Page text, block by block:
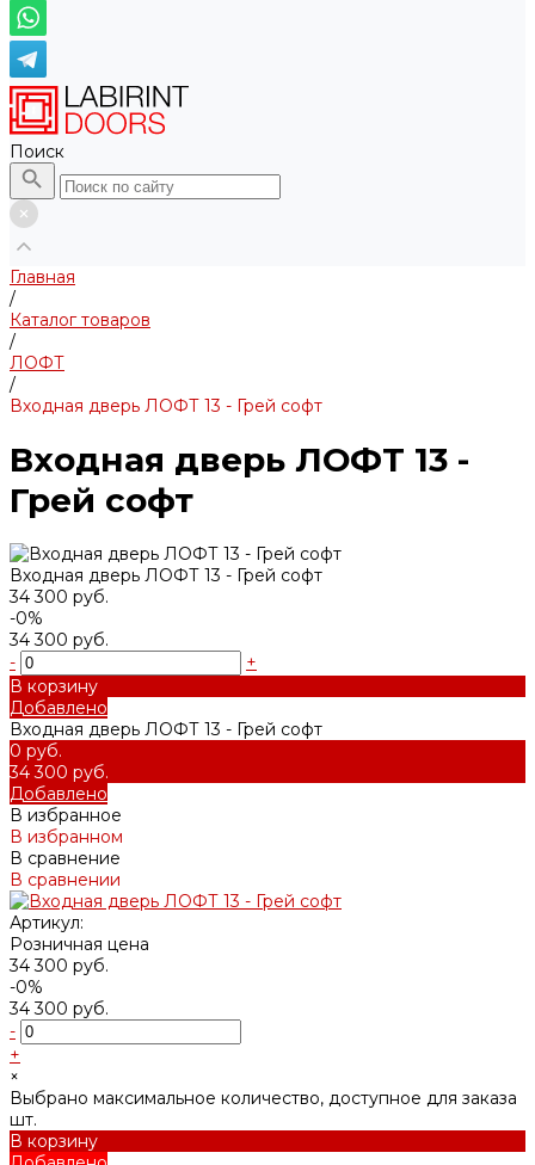
Поиск
Главная
/
Каталог товаров
/
ЛОФТ
/
Входная дверь ЛОФТ 13 - Грей софт
Входная дверь ЛОФТ 13 -
Грей софт
Входная дверь ЛОФТ 13 - Грей софт
34 300 руб.
-0%
34 300 руб.
-
+
В корзину
Добавлено
Входная дверь ЛОФТ 13 - Грей софт
0 руб.
34 300 руб.
Добавлено
В избранное
В избранном
В сравнение
В сравнении
Артикул:
Розничная цена
34 300 руб.
-0%
34 300 руб.
-
+
×
Выбрано максимальное количество, доступное для заказа
шт.
В корзину